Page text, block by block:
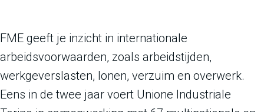
FME geeft je inzicht in internationale
arbeidsvoorwaarden, zoals arbeidstijden,
werkgeverslasten, lonen, verzuim en overwerk.
Eens in de twee jaar voert Unione Industriale